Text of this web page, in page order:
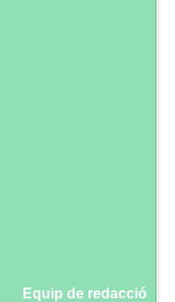
Equip de redacció